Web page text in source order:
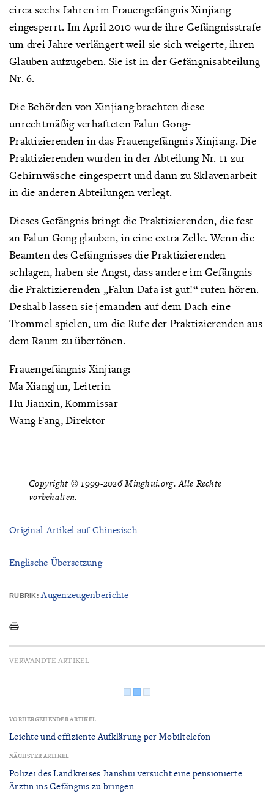
circa sechs Jahren im Frauengefängnis Xinjiang
eingesperrt. Im April 2010 wurde ihre Gefängnisstrafe
um drei Jahre verlängert weil sie sich weigerte, ihren
Glauben aufzugeben. Sie ist in der Gefängnisabteilung
Nr. 6.
Die Behörden von Xinjiang brachten diese
unrechtmäßig verhafteten Falun Gong-
Praktizierenden in das Frauengefängnis Xinjiang. Die
Praktizierenden wurden in der Abteilung Nr. 11 zur
Gehirnwäsche eingesperrt und dann zu Sklavenarbeit
in die anderen Abteilungen verlegt.
Dieses Gefängnis bringt die Praktizierenden, die fest
an Falun Gong glauben, in eine extra Zelle. Wenn die
Beamten des Gefängnisses die Praktizierenden
schlagen, haben sie Angst, dass andere im Gefängnis
die Praktizierenden „Falun Dafa ist gut!“ rufen hören.
Deshalb lassen sie jemanden auf dem Dach eine
Trommel spielen, um die Rufe der Praktizierenden aus
dem Raum zu übertönen.
Frauengefängnis Xinjiang:
Ma Xiangjun, Leiterin
Hu Jianxin, Kommissar
Wang Fang, Direktor
Copyright © 1999-2026 Minghui.org. Alle Rechte
vorbehalten.
Original-Artikel auf Chinesisch
Englische Übersetzung
RUBRIK:Augenzeugenberichte
VERWANDTE ARTIKEL
VORHERGEHENDER ARTIKEL
Leichte und effiziente Aufklärung per Mobiltelefon
NÄCHSTER ARTIKEL
Polizei des Landkreises Jianshui versucht eine pensionierte
Ärztin ins Gefängnis zu bringen